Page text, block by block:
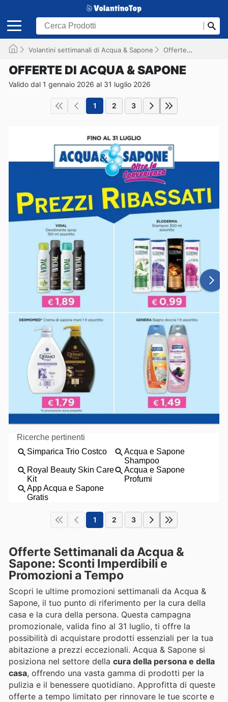
Volantini settimanali di Acqua & Sapone Offerte
OFFERTE DI ACQUA & SAPONE
Valido dal 1 gennaio 2026 al 31 luglio 2026
1 2 3
1 2 3
Offerte Settimanali da Acqua &
Sapone: Sconti Imperdibili e
Promozioni a Tempo
Scopri le ultime promozioni settimanali da Acqua &
Sapone, il tuo punto di riferimento per la cura della
casa e la cura della persona. Questa campagna
promozionale, valida fino al 31 luglio, ti offre la
possibilità di acquistare prodotti essenziali per la tua
abitazione a prezzi eccezionali. Acqua & Sapone si
posiziona nel settore della cura della persona e della
casa, offrendo una vasta gamma di prodotti per la
pulizia e il benessere quotidiano. Approfitta di queste
offerte a tempo limitato per rinnovare le tue scorte e